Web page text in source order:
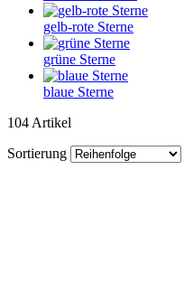
gelb-rote Sterne
grüne Sterne
blaue Sterne
104 Artikel
Sortierung